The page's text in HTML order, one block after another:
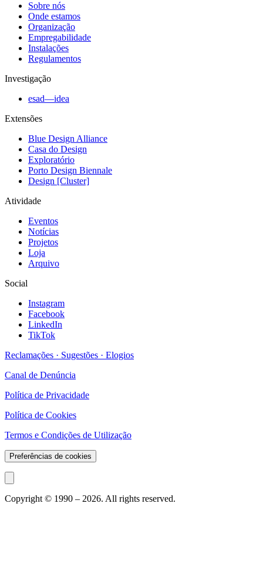
Sobre nós
Onde estamos
Organização
Empregabilidade
Instalações
Regulamentos
Investigação
esad—idea
Extensões
Blue Design Alliance
Casa do Design
Exploratório
Porto Design Biennale
Design [Cluster]
Atividade
Eventos
Notícias
Projetos
Loja
Arquivo
Social
Instagram
Facebook
LinkedIn
TikTok
Reclamações · Sugestões · Elogios
Canal de Denúncia
Política de Privacidade
Política de Cookies
Termos e Condições de Utilização
Preferências de cookies
Copyright © 1990 – 2026. All rights reserved.